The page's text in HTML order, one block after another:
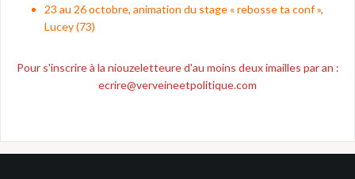
23 au 26 octobre, animation du stage « rebosse ta conf »,
Lucey (73)
Pour s'inscrire à la niouzeletteure d'au moins deux imailles par an :
ecrire@verveineetpolitique.com